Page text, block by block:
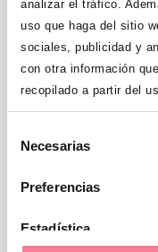
analizar el tráfico.
uso que haga del sitio
sociales, publicidad y
con otra información
recopilado a partir del
Necesarias
Preferencias
Estadística
cerca de la
levantarse y
centro de
precisa
en sí misma/o,
ahora necesita
Los